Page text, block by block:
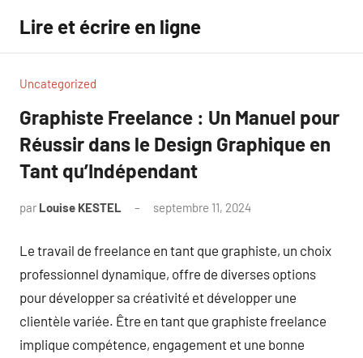
contenu
Lire et écrire en ligne
Uncategorized
Graphiste Freelance : Un Manuel pour
Réussir dans le Design Graphique en
Tant qu’Indépendant
par Louise KESTEL septembre 11, 2024
Le travail de freelance en tant que graphiste, un choix
professionnel dynamique, offre de diverses options
pour développer sa créativité et développer une
clientèle variée. Être en tant que graphiste freelance
implique compétence, engagement et une bonne